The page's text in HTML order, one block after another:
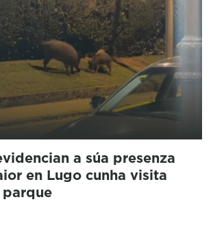
a súa presenza
en Lugo cunha visita